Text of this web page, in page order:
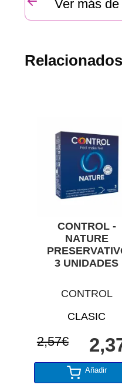
Ver más
CONTROL -
NATURE
3 UNIDADES
CONTROL
CLASIC
2,57€
Añadir